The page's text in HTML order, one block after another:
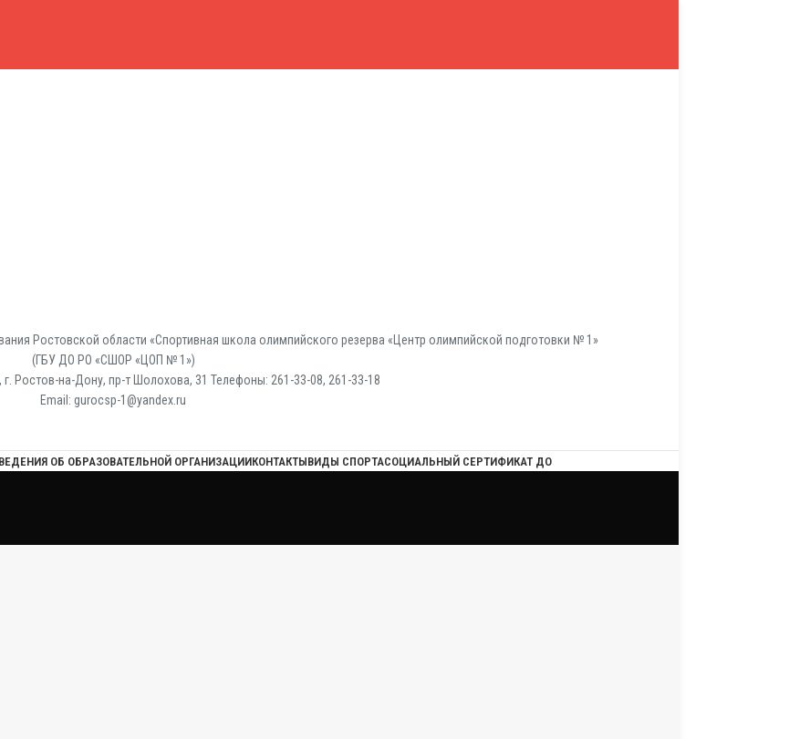
Ростовской области «Спортивная школа олимпийского резерва «Центр олимпийской подготовки № 1»
(ГБУ ДО РО «СШОР «ЦОП № 1»)
Ростов-на-Дону, пр-т Шолохова, 31 Телефоны: 261-33-08, 261-33-18
Email: gurocsp-1@yandex.ru
ОБ ОБРАЗОВАТЕЛЬНОЙ ОРГАНИЗАЦИИКОНТАКТЫВИДЫ СПОРТАСОЦИАЛЬНЫЙ СЕРТИФИКАТ ДО